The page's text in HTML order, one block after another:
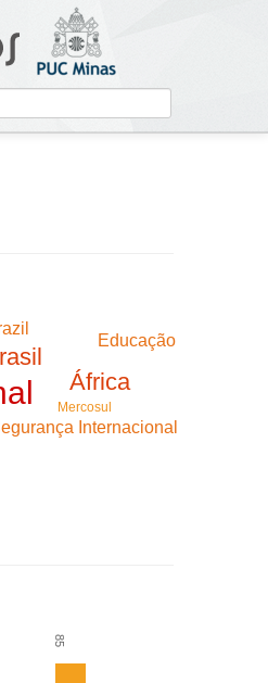
África
Internacional
Educação
Mercosul
85